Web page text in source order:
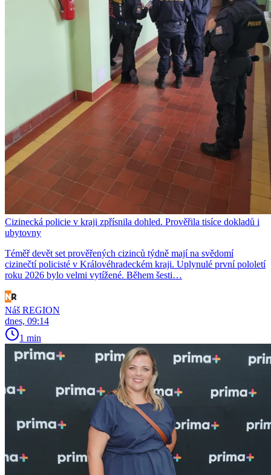
Cizinecká policie v kraji zpřísnila dohled. Prověřila tisíce dokladů i
ubytovny
Téměř devět set prověřených cizinců týdně mají na svědomí
cizinečtí policisté v Královéhradeckém kraji. Uplynulé první pololetí
roku 2026 bylo velmi vytížené. Během šesti…
Náš REGION
dnes, 09:14
1 min